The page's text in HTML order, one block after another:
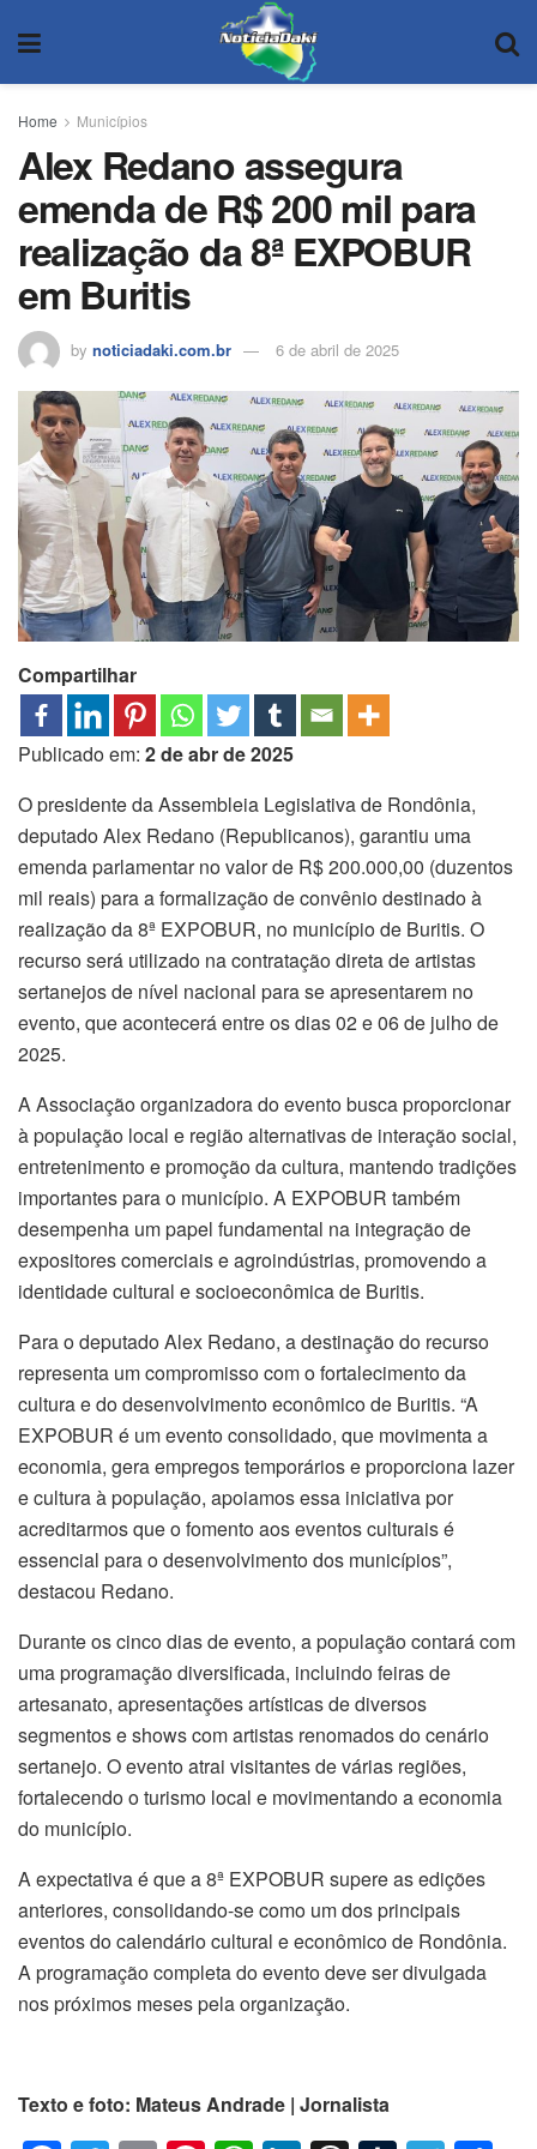
Home Municípios
Alex Redano assegura
emenda de R$ 200 mil para
realização da 8ª EXPOBUR
em Buritis
by noticiadaki.com.br 6 de abril de 2025
Compartilhar
Publicado em: 2 de abr de 2025
O presidente da Assembleia Legislativa de Rondônia,
deputado Alex Redano (Republicanos), garantiu uma
emenda parlamentar no valor de R$ 200.000,00 (duzentos
mil reais) para a formalização de convênio destinado à
realização da 8ª EXPOBUR, no município de Buritis. O
recurso será utilizado na contratação direta de artistas
sertanejos de nível nacional para se apresentarem no
evento, que acontecerá entre os dias 02 e 06 de julho de
2025.
A Associação organizadora do evento busca proporcionar
à população local e região alternativas de interação social,
entretenimento e promoção da cultura, mantendo tradições
importantes para o município. A EXPOBUR também
desempenha um papel fundamental na integração de
expositores comerciais e agroindústrias, promovendo a
identidade cultural e socioeconômica de Buritis.
Para o deputado Alex Redano, a destinação do recurso
representa um compromisso com o fortalecimento da
cultura e do desenvolvimento econômico de Buritis. “A
EXPOBUR é um evento consolidado, que movimenta a
economia, gera empregos temporários e proporciona lazer
e cultura à população, apoiamos essa iniciativa por
acreditarmos que o fomento aos eventos culturais é
essencial para o desenvolvimento dos municípios”,
destacou Redano.
Durante os cinco dias de evento, a população contará com
uma programação diversificada, incluindo feiras de
artesanato, apresentações artísticas de diversos
segmentos e shows com artistas renomados do cenário
sertanejo. O evento atrai visitantes de várias regiões,
fortalecendo o turismo local e movimentando a economia
do município.
A expectativa é que a 8ª EXPOBUR supere as edições
anteriores, consolidando-se como um dos principais
eventos do calendário cultural e econômico de Rondônia.
A programação completa do evento deve ser divulgada
nos próximos meses pela organização.
Texto e foto: Mateus Andrade | Jornalista